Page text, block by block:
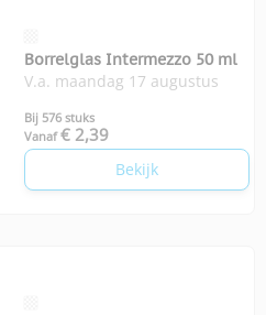
Borrelglas Intermezzo 50 ml
V.a. maandag 17 augustus
Bij 576 stuks
Vanaf € 2,39
Bekijk